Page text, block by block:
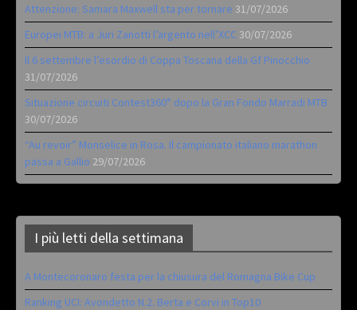
Attenzione: Samara Maxwell sta per tornare 31/07/2026
Europei MTB: a Juri Zanotti l’argento nell’XCC 30/07/2026
Il 6 settembre l’esordio di Coppa Toscana della Gf Pinocchio
31/07/2026
Situazione circuiti Contest360° dopo la Gran Fondo Marradi MTB
30/07/2026
“Au revoir” Monselice in Rosa. Il campionato italiano marathon
passa a Gallio 29/07/2026
I più letti della settimana
A Montecoronaro festa per la chiusura del Romagna Bike Cup
Ranking UCI: Avondetto N.2. Berta e Corvi in Top10